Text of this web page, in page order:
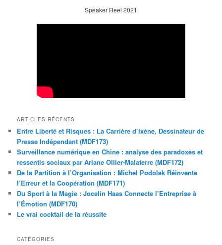
Speaker Reel 2021
ARTICLES RÉCENTS
Entre Liberté et Risques : La Carrière d’Ixène, Dessinateur de
Presse Indépendant (MDF173)
Surveillance numérique en Chine : analyse des paradoxes et
ressentis sociaux par Ariane Ollier-Malaterre (MDF172)
De la Partition à l’Organisation : Michel Podolak Réinvente
l’Erreur et la Coopération (MDF171)
Du Sport à la Magie : Jocelin Haas Connecte l’Entreprise à
l’Émotion (MDF170)
Le vrai cocktail de la réussite
CATÉGORIES